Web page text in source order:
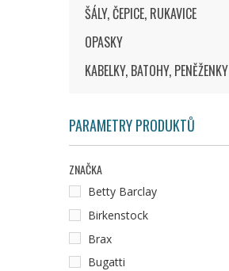
ŠÁLY, ČEPICE, RUKAVICE
OPASKY
KABELKY, BATOHY, PENĚŽENKY
PARAMETRY PRODUKTŮ
ZNAČKA
Betty Barclay
Birkenstock
Brax
Bugatti